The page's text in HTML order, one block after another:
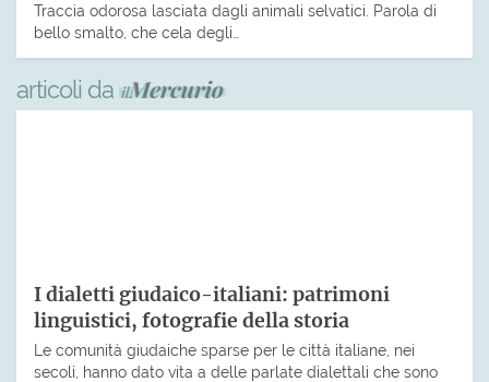
Traccia odorosa lasciata dagli animali selvatici. Parola di
bello smalto, che cela degli…
articoli da
I dialetti giudaico-italiani: patrimoni
linguistici, fotografie della storia
Le comunità giudaiche sparse per le città italiane, nei
secoli, hanno dato vita a delle parlate dialettali che sono